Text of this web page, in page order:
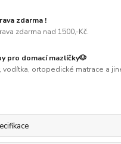
zdarma !
zdarma nad 1500,-Kč.
pro domací mazlíčky🐶
vodítka, ortopedické matrace a